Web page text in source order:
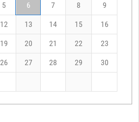
5 6 7 8 9
12 13 14 15 16
19 20 21 22 23
26 27 28 29 30